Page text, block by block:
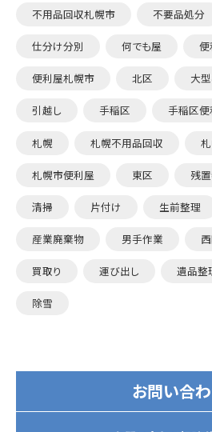
不用品回収札幌市 不要品処分
仕分け分別 何でも屋 便
便利屋札幌市 北区 大
引越し 手稲区 手稲区便
札幌 札幌不用品回収
札幌市便利屋 東区 残
清掃 片付け 生前整理
産業廃棄物 男手作業
買取り 運び出し 遺品整
除雪
お問い合